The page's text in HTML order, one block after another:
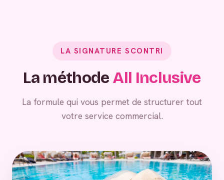
LA SIGNATURE SCONTRI
La méthode All Inclusive
La formule qui vous permet de structurer tout
votre service commercial.